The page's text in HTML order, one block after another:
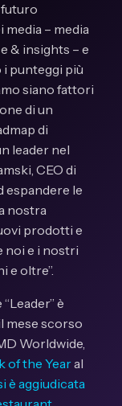
media – media
& insights – e
punteggi più
siano fattori
di un
di
leader nel
CEO di
espandere le
nostra
prodotti e
noi e i nostri
e oltre”.
è
mese scorso
Worldwide,
of the Yearal
è aggiudicata